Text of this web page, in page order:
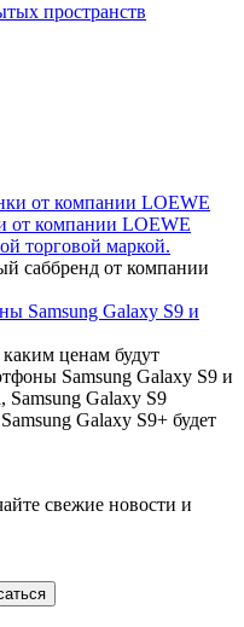
пространств
от компании LOEWE
торговой маркой.
саббренд от компании
Samsung Galaxy S9 и
ценам будут
Samsung Galaxy S9 и
Samsung Galaxy S9
Galaxy S9+ будет
свежие новости и